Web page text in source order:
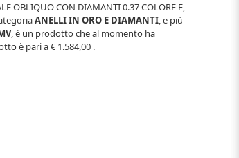
OBLIQUO CON DIAMANTI 0.37 COLORE E,
ANELLI IN ORO E DIAMANTI, e più
, è un prodotto che al momento ha
è pari a€ 1.584,00 .